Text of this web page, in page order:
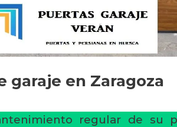
en Zaragoza
regular de su